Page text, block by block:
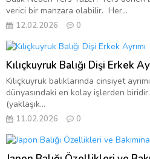
verici bir manzara olabilir. Her...
12.02.2026 0
Kılıçkuyruk Balığı Dişi Erkek
Kılıçkuyruk balıklarında cinsiyet
dünyasındaki en kolay işlerden
(yaklaşık...
11.02.2026 0